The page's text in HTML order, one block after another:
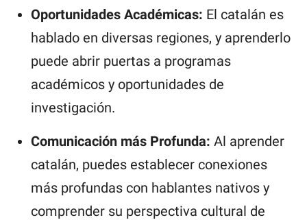
Oportunidades Académicas: El catalán es
hablado en diversas regiones, y aprenderlo
puede abrir puertas a programas
académicos y oportunidades de
investigación.
Comunicación más Profunda: Al aprender
catalán, puedes establecer conexiones
más profundas con hablantes nativos y
comprender su perspectiva cultural de